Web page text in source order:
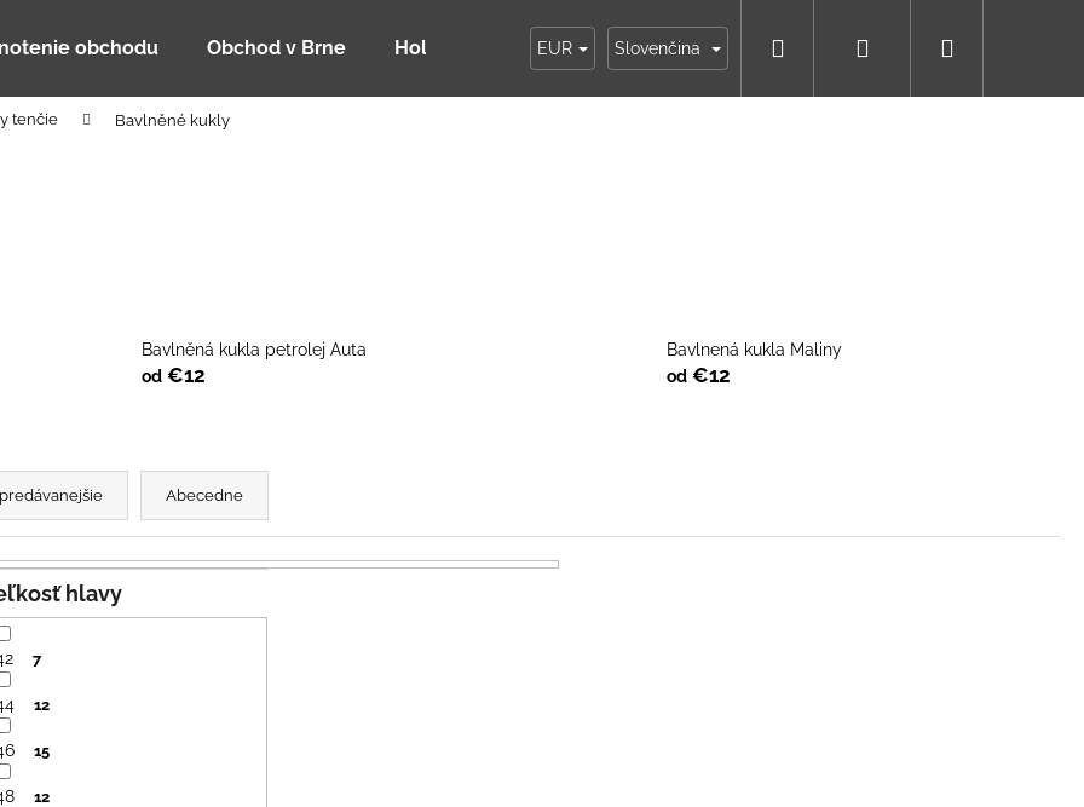
obchodu Obchod v Brne Holky Dupeťačky Moja objednávka
EUR Slovenčina Prihlásenie
tenčie Bavlněné kukly
Bavlněná kukla petrolej Auta
od€12
Bavlnená kukla Maliny
od €12
Abecedne
hlavy
7
12
15
12
Čo potrebujete nájsť?
LETNÁ ČIAPKA S UV 30
MODRÁ
PRUHY MODRÉ